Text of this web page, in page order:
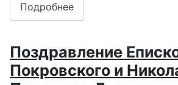
Подробнее
Поздравление
Покровского и